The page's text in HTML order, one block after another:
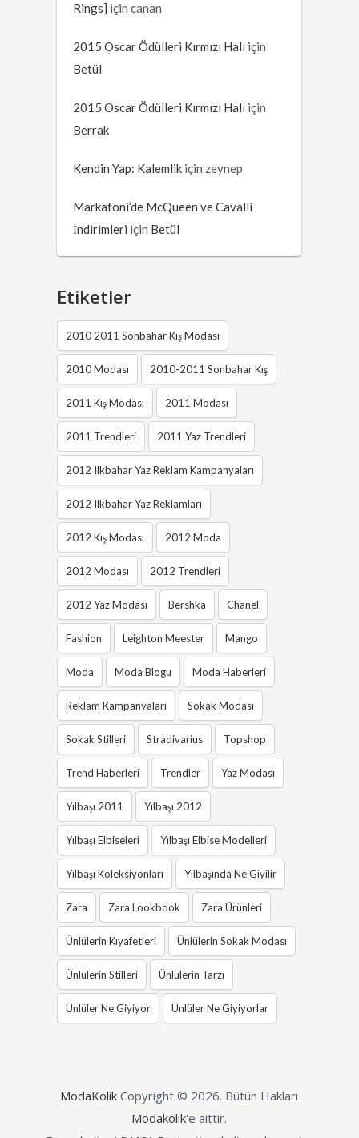
Rings] içincanan
2015 Oscar Ödülleri Kırmızı Halı için
Betül
2015 Oscar Ödülleri Kırmızı Halı için
Berrak
Kendin Yap: Kalemlik için zeynep
Markafoni’de McQueen ve Cavalli
İndirimleri için Betül
Etiketler
2010 2011 Sonbahar Kış Modası
2010 Modası 2010-2011 Sonbahar Kış
2011 Kış Modası 2011 Modası
2011 Trendleri 2011 Yaz Trendleri
2012 Ilkbahar Yaz Reklam Kampanyaları
2012 Ilkbahar Yaz Reklamları
2012 Kış Modası 2012 Moda
2012 Modası 2012 Trendleri
2012 Yaz Modası Bershka Chanel
Fashion Leighton Meester Mango
Moda Moda Blogu Moda Haberleri
Reklam Kampanyaları Sokak Modası
Sokak Stilleri Stradivarius Topshop
Trend Haberleri Trendler Yaz Modası
Yılbaşı 2011 Yılbaşı 2012
Yılbaşı Elbiseleri Yılbaşı Elbise Modelleri
Yılbaşı Koleksiyonları Yılbaşında Ne Giyilir
Zara Zara Lookbook Zara Ürünleri
Ünlülerin Kıyafetleri Ünlülerin Sokak Modası
Ünlülerin Stilleri Ünlülerin Tarzı
Ünlüler Ne Giyiyor Ünlüler Ne Giyiyorlar
ModaKolik Copyright © 2026. Bütün Hakları
Modakolik'e aittir.